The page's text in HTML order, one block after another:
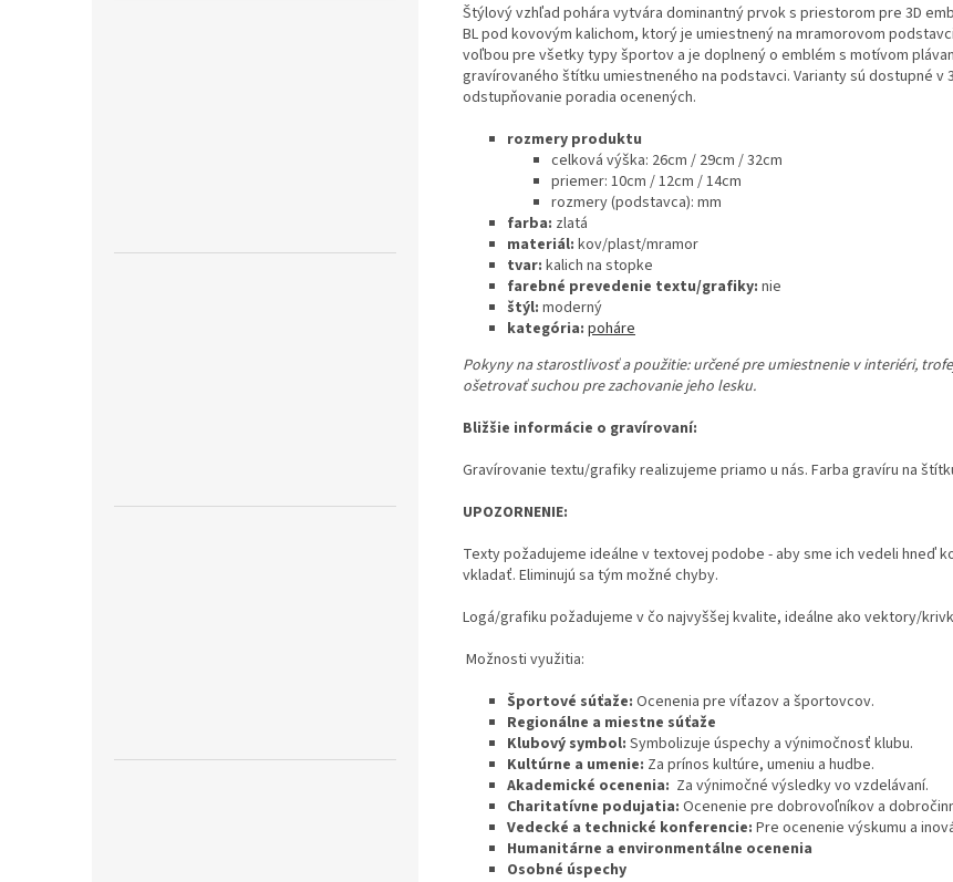
Štýlový vzhľad pohára vytvára dominantný prvok s priestorom pre 3D
BL pod kovovým kalichom, ktorý je umiestnený na mramorovom
voľbou pre všetky typy športov a je doplnený o emblém s motívom
gravírovaného štítku umiestneného na podstavci. Varianty sú dostupné v
odstupňovanie poradia ocenených.
rozmery produktu
celková výška: 26cm / 29cm / 32cm
priemer: 10cm / 12cm / 14cm
rozmery (podstavca): mm
farba: zlatá
materiál: kov/plast/mramor
tvar: kalich na stopke
farebné prevedenie textu/grafiky: nie
štýl: moderný
kategória: poháre
Pokyny na starostlivosť a použitie: určené pre umiestnenie v interiéri,
ošetrovať suchou pre zachovanie jeho lesku.
Bližšie informácie o gravírovaní:
Gravírovanie textu/grafiky realizujeme priamo u nás. Farba gravíru na
UPOZORNENIE:
Texty požadujeme ideálne v textovej podobe - aby sme ich vedeli hneď
vkladať. Eliminujú sa tým možné chyby.
Logá/grafiku požadujeme v čo najvyššej kvalite, ideálne ako vektory/
Možnosti využitia:
Športové súťaže: Ocenenia pre víťazov a športovcov.
Regionálne a miestne súťaže
Klubový symbol: Symbolizuje úspechy a výnimočnosť klubu.
Kultúrne a umenie: Za prínos kultúre, umeniu a hudbe.
Akademické ocenenia: Za výnimočné výsledky vo vzdelávaní.
Charitatívne podujatia: Ocenenie pre dobrovoľníkov a
Vedecké a technické konferencie: Pre ocenenie výskumu a
Humanitárne a environmentálne ocenenia
Osobné úspechy